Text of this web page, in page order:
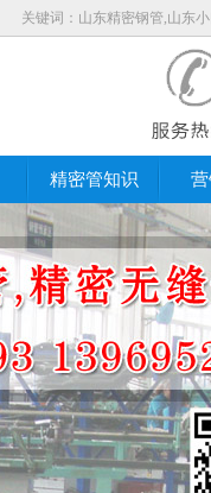
关键词：山东精密钢管,山东
精密管知识